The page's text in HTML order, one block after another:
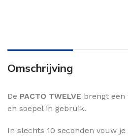
Omschrijving
De PACTO TWELVE brengt een
en soepel in gebruik.
In slechts 10 seconden vouw